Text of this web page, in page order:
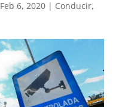
Feb 6, 2020| Conducir,